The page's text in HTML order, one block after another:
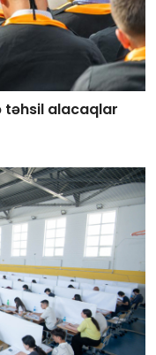
təhsil alacaqlar